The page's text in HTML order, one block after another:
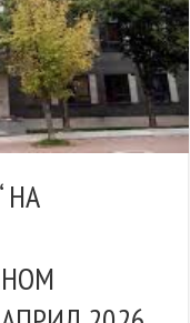
НА